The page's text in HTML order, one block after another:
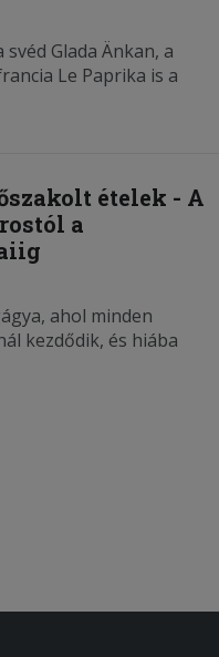
Glada Änkan, a
Le Paprika is a
konyhát.
ételek - A
a
ahol minden
kezdődik, és hiába
minden más
a képünkre